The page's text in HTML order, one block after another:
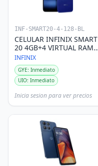
INF-SMART20-4-128-BL
CELULAR INFINIX SMART
20 4GB+4 VIRTUAL RAM
128GB AZUL
INFINIX
GYE: Inmediato
UIO: Inmediato
Inicia sesion para ver precios